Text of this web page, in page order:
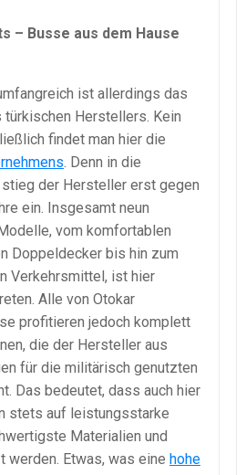
– Busse aus dem Hause
ist allerdings das
türkischen Herstellers. Kein
findet man hier die
. Denn in die
stieg der Hersteller erst gegen
ein. Insgesamt neun
vom komfortablen
Doppeldecker bis hin zum
Verkehrsmittel, ist hier
Alle von Otokar
profitieren jedoch komplett
die der Hersteller aus
für die militärisch genutzten
Das bedeutet, dass auch hier
stets auf leistungsstarke
Materialien und
werden. Etwas, was eine hohe